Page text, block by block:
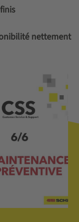
nettement